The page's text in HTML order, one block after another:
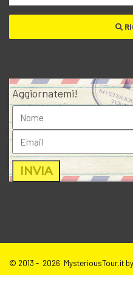
Aggiornatemi!
© 2013 - 2026 MysteriousTour.it by